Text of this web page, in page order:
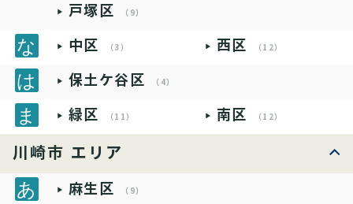
戸塚区 （9）
中区 （3） 西区 （12）
保土ケ谷区 （4）
緑区 （11） 南区 （12）
川崎市 エリア
麻生区 （9）